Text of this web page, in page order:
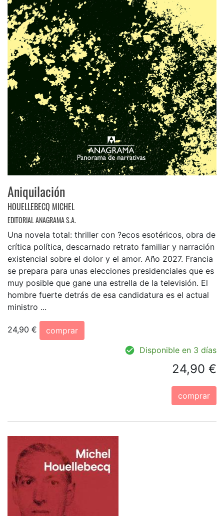
Aniquilación
HOUELLEBECQ MICHEL
EDITORIAL ANAGRAMA S.A.
Una novela total: thriller con ?ecos esotéricos, obra de
crítica política, descarnado retrato familiar y narración
existencial sobre el dolor y el amor. Año 2027. Francia
se prepara para unas elecciones presidenciales que es
muy posible que gane una estrella de la televisión. El
hombre fuerte detrás de esa candidatura es el actual
ministro ...
24,90 €
comprar
Disponible en 3 días
24,90 €
comprar